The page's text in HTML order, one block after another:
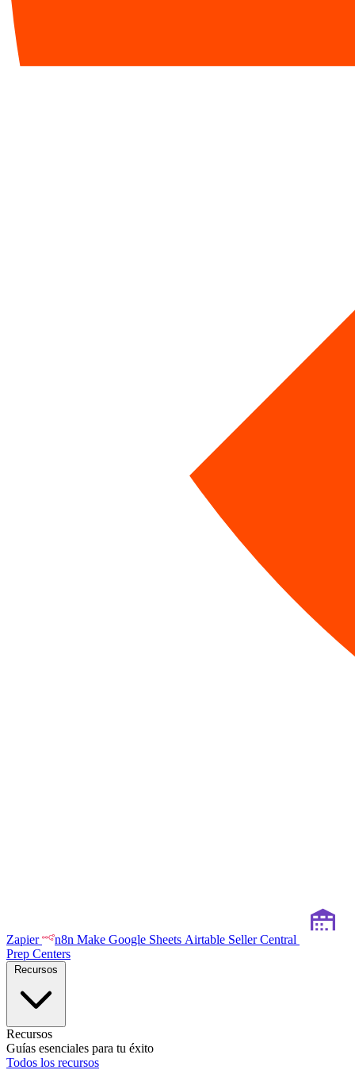
Zapier n8n Make Google Sheets Airtable Seller Central
Prep Centers
Recursos
Guías esenciales para tu éxito
Todos los recursos